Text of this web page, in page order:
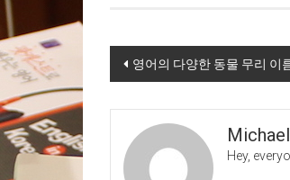
Post
영어의 다양한 동물 무리 이
Michael
Hey,